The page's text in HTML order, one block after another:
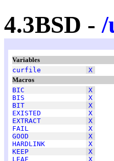
4.3BSD -/
Variables
curfile
X
Macros
BIC
X
BIS
X
BIT
X
EXISTED
X
EXTRACT
X
FAIL
X
GOOD
X
HARDLINK
X
KEEP
X
LEAF
X